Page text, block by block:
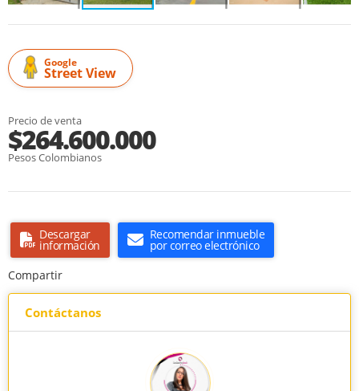
Google
Street View
Precio de venta
$264.600.000
Pesos Colombianos
Descargar
información
Recomendar inmueble
por correo electrónico
Compartir
Contáctanos